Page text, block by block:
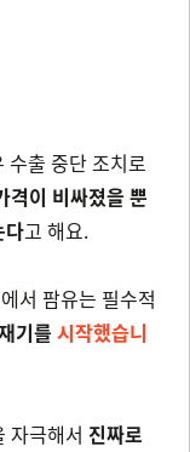
수출 중단 조치로
격이 비싸졌을 뿐
다고 해요.
서 팜유는 필수적
기를 시작했습니
자극해서 진짜로